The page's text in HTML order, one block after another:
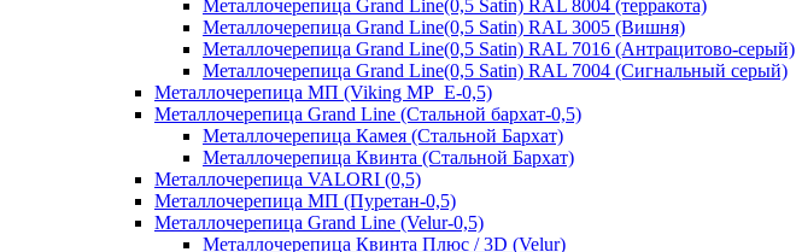
Металлочерепица Grand Line(0,5 Satin) RAL 8004 (терракота)
Металлочерепица Grand Line(0,5 Satin) RAL 3005 (Вишня)
Металлочерепица Grand Line(0,5 Satin) RAL 7016 (Антрацитово-серый)
Металлочерепица Grand Line(0,5 Satin) RAL 7004 (Сигнальный серый)
Металлочерепица МП (Viking MP_E-0,5)
Металлочерепица Grand Line (Стальной бархат-0,5)
Металлочерепица Камея (Стальной Бархат)
Металлочерепица Квинта (Стальной Бархат)
Металлочерепица VALORI (0,5)
Металлочерепица МП (Пуретан-0,5)
Металлочерепица Grand Line (Velur-0,5)
Металлочерепица Квинта Плюс / 3D (Velur)